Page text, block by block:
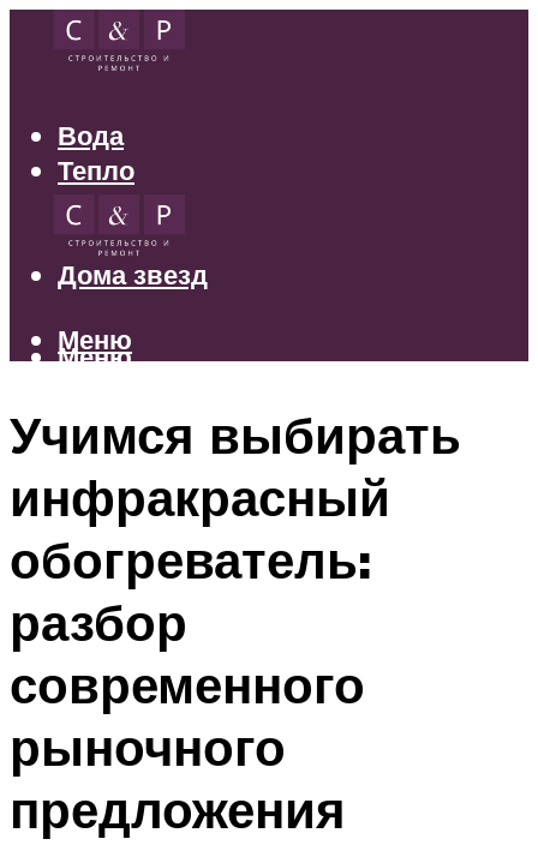
Вода
Тепло
Электрика
Свет
Дома звезд
Меню
Меню
Учимся выбирать
инфракрасный
обогреватель:
разбор
современного
рыночного
предложения